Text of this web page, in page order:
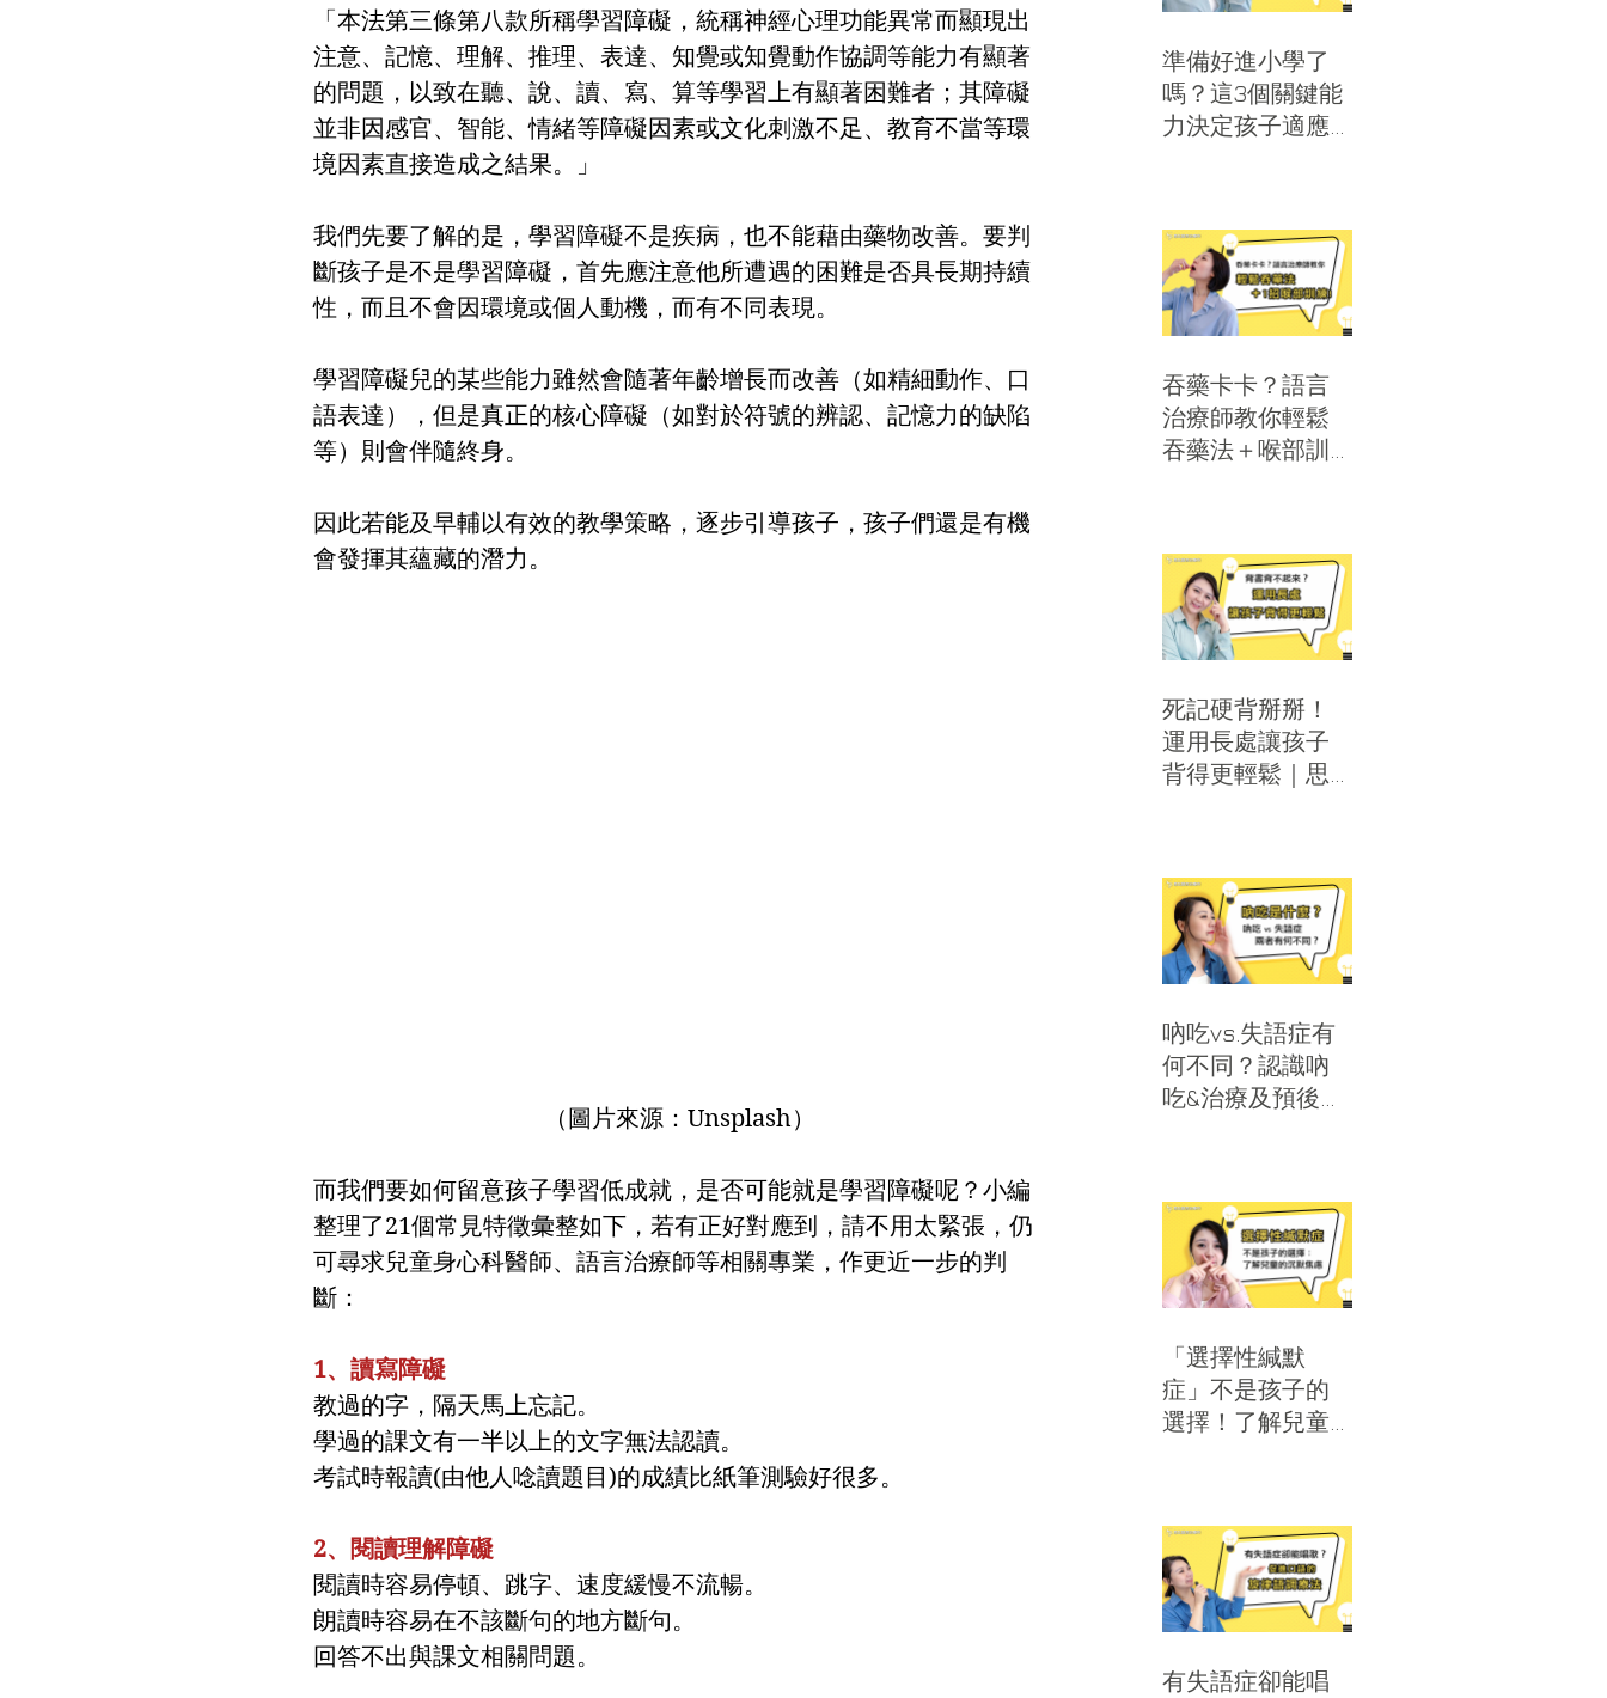
「本法第三條第八款所稱學習障礙，統稱神經心理功能異常而顯現出
注意、記憶、理解、推理、表達、知覺或知覺動作協調等能力有顯著
的問題，以致在聽、說、讀、寫、算等學習上有顯著困難者；其障礙
並非因感官、智能、情緒等障礙因素或文化刺激不足、教育不當等環
境因素直接造成之結果。」
我們先要了解的是，學習障礙不是疾病，也不能藉由藥物改善。要判
斷孩子是不是學習障礙，首先應注意他所遭遇的困難是否具長期持續
性，而且不會因環境或個人動機，而有不同表現。
學習障礙兒的某些能力雖然會隨著年齡增長而改善（如精細動作、口
語表達），但是真正的核心障礙（如對於符號的辨認、記憶力的缺陷
等）則會伴隨終身。
因此若能及早輔以有效的教學策略，逐步引導孩子，孩子們還是有機
會發揮其蘊藏的潛力。
（圖片來源：Unsplash）
而我們要如何留意孩子學習低成就，是否可能就是學習障礙呢？小編
整理了21個常見特徵彙整如下，若有正好對應到，請不用太緊張，仍
可尋求兒童身心科醫師、語言治療師等相關專業，作更近一步的判
斷：
1、讀寫障礙
教過的字，隔天馬上忘記。
學過的課文有一半以上的文字無法認讀。
考試時報讀(由他人唸讀題目)的成績比紙筆測驗好很多。
2、閱讀理解障礙
閱讀時容易停頓、跳字、速度緩慢不流暢。
朗讀時容易在不該斷句的地方斷句。
回答不出與課文相關問題。
準備好進小學了
嗎？這3個關鍵能
力決定孩子適應
吞藥卡卡？語言
治療師教你輕鬆
吞藥法＋喉部訓
死記硬背掰掰！
運用長處讓孩子
背得更輕鬆｜思
吶吃vs.失語症有
何不同？認識吶
吃&治療及預後｜
「選擇性緘默
症」不是孩子的
選擇！了解兒童
有失語症卻能唱